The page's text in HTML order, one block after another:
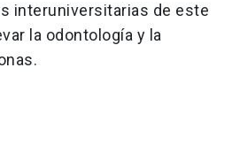
interuniversitarias de este
la odontología y la